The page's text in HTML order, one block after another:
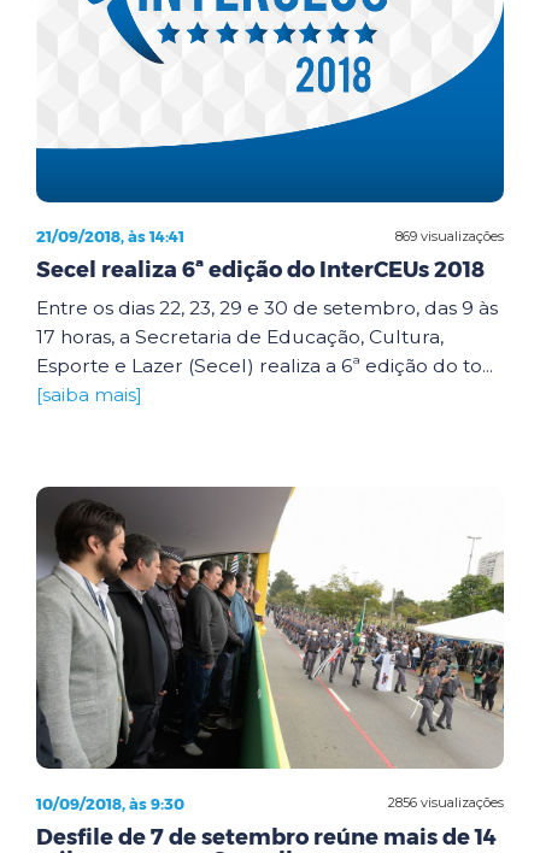
869 visualizações
21/09/2018, às 14:41
Secel realiza 6ª edição do InterCEUs 2018
Entre os dias 22, 23, 29 e 30 de setembro, das 9 às
17 horas, a Secretaria de Educação, Cultura,
Esporte e Lazer (Secel) realiza a 6ª edição do to...
[saiba mais]
2856 visualizações
10/09/2018, às 9:30
Desfile de 7 de setembro reúne mais de 14